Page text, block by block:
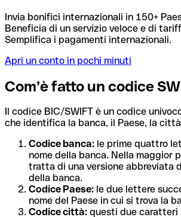
Invia bonifici internazionali in 150+
Beneficia di un servizio veloce e di
Semplifica i pagamenti internazionali.
Apri un conto in pochi minuti
Com’è fatto un codice
Il codice BIC/SWIFT è un codice
che identifica la banca, il Paese, la
Codice banca: le prime quattro
nome della banca. Nella maggior
tratta di una versione abbreviata
della banca.
Codice Paese: le due lettere
nome del Paese in cui si trova la
Codice città: questi due caratteri